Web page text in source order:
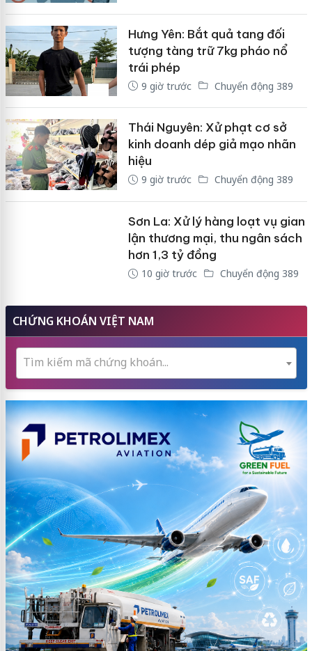
Hưng Yên: Bắt quả tang đối
tượng tàng trữ 7kg pháo nổ
trái phép
9 giờ trước Chuyển động 389
Thái Nguyên: Xử phạt cơ sở
kinh doanh dép giả mạo nhãn
hiệu
9 giờ trước Chuyển động 389
Sơn La: Xử lý hàng loạt vụ gian
lận thương mại, thu ngân sách
hơn 1,3 tỷ đồng
10 giờ trước Chuyển động 389
CHỨNG KHOÁN VIỆT NAM
Tìm kiếm mã chứng khoán...